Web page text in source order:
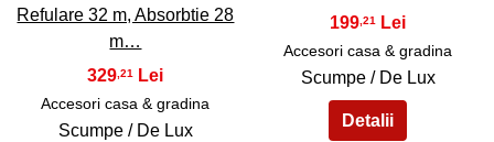
Refulare 32 m, Absorbtie 28
m…
329 ,21
Accesori casa & gradina
Scumpe / De Lux
199 ,21
Accesori casa & gradina
Scumpe / De Lux